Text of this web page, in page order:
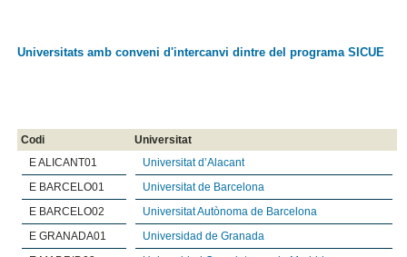
Universitats amb conveni d'intercanvi dintre del programa SICUE
Codi
Universitat
E ALICANT01
Universitat d’Alacant
E BARCELO01
Universitat de Barcelona
E BARCELO02
Universitat Autònoma de Barcelona
E GRANADA01
Universidad de Granada